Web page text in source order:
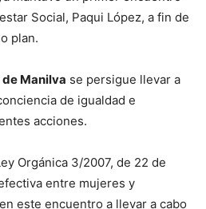
Social, Paqui López, a fin de
plan.
Manilva se persigue llevar a
de igualdad e
acciones.
Orgánica 3/2007, de 22 de
entre mujeres y
este encuentro a llevar a cabo